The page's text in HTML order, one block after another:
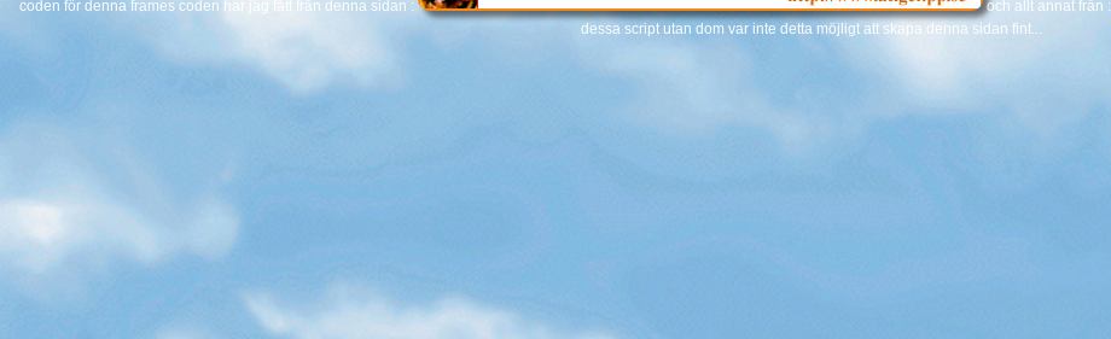
coden för denna frames coden har jag fått från denna sidan : och allt annat från :
dessa script utan dom var inte detta möjligt att skapa denna sidan fint...